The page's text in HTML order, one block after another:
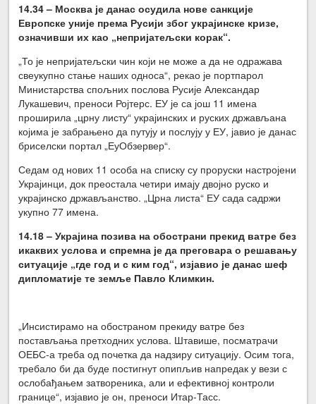
14.34 – Москва је данас осудила нове санкције
Европске уније према Русији због украјинске кризе,
означивши их као „непријатељски корак“.
„То је непријатељски чин који не може а да не одражава
свеукупно стање наших односа“, рекао је портпарол
Министарства спољних послова Русије Александар
Лукашевич, преноси Ројтерс. ЕУ је са још 11 имена
проширила „црну листу“ украјинских и руских држављана
којима је забрањено да путују и послују у ЕУ, јавио је данас
бриселски портал „ЕуОбзервер“.
Седам од нових 11 особа на списку су проруски настројени
Украјинци, док преостала четири имају двојно руско и
украјинско држављанство. „Црна листа“ ЕУ сада садржи
укупно 77 имена.
14.18 – Украјина позива на обострани прекид ватре без
икаквих услова и спремна је да преговара о решавању
ситуације „где год и с ким год“, изјавио је данас шеф
дипломатије те земље Павло Климкин.
„Инсистирамо на обостраном прекиду ватре без
постављања претходних услова. Штавише, посматрачи
ОЕБС-а треба од почетка да надзиру ситуацију. Осим тога,
требало би да буде постигнут опипљив напредак у вези с
ослобађањем затвореника, али и ефективној контроли
границе“, изјавио је он, преноси Итар-Тасс.